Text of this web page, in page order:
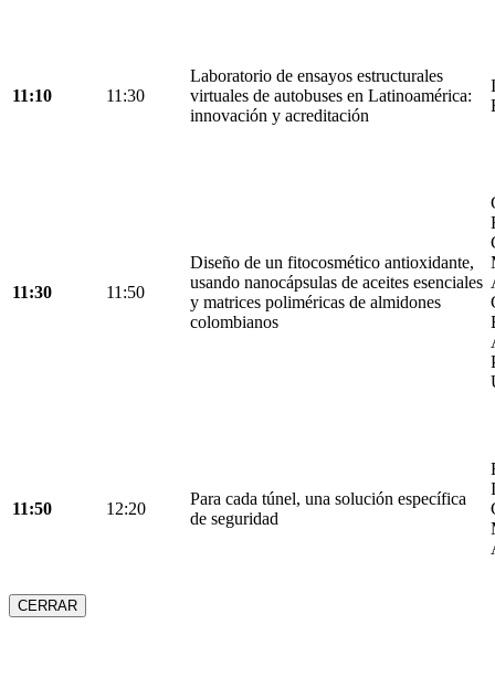
11:10 11:30
Laboratorio de ensayos estructurales
virtuales de autobuses en Latinoamérica:
innovación y acreditación
11:30 11:50
Diseño de un fitocosmético antioxidante,
usando nanocápsulas de aceites esenciales
y matrices poliméricas de almidones
colombianos
11:50 12:20
Para cada túnel, una solución específica
de seguridad
CERRAR